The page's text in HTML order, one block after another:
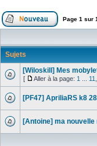
Page 1 sur 1
Sujets
[Wiloskill] Mes
[ Aller à la page: 1 11
[PF47] ApriliaRS k8
[Antoine] ma nouvelle